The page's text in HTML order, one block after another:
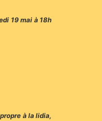
19 mai à 18h
à la lidia,